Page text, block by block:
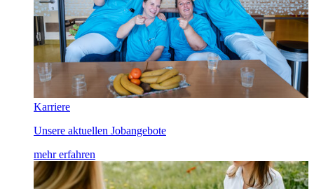
Karriere
Unsere aktuellen Jobangebote
mehr erfahren